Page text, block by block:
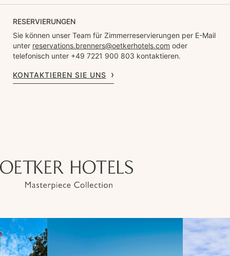
RESERVIERUNGEN
Sie können unser Team für Zimmerreservierungen per E-Mail
unter reservations.brenners@oetkerhotels.com oder
telefonisch unter +49 7221 900 803 kontaktieren.
KONTAKTIEREN SIE UNS